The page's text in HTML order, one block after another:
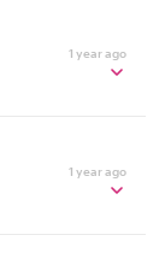
1 year ago
1 year ago